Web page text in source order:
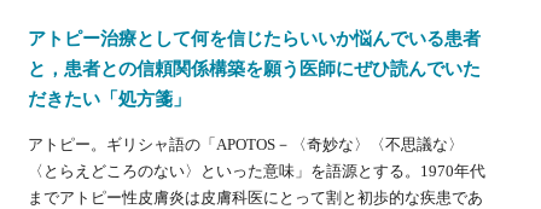
アトピー治療として何を信じたらいいか悩んでいる患者
と，患者との信頼関係構築を願う医師にぜひ読んでいた
だきたい「処方箋」
アトピー。ギリシャ語の「APOTOS－〈奇妙な〉〈不思議な〉
〈とらえどころのない〉といった意味」を語源とする。1970年代
までアトピー性皮膚炎は皮膚科医にとって割と初歩的な疾患であ